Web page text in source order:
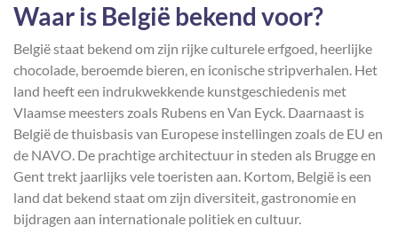
Waar is België bekend voor?
België staat bekend om zijn rijke culturele erfgoed, heerlijke
chocolade, beroemde bieren, en iconische stripverhalen. Het
land heeft een indrukwekkende kunstgeschiedenis met
Vlaamse meesters zoals Rubens en Van Eyck. Daarnaast is
België de thuisbasis van Europese instellingen zoals de EU en
de NAVO. De prachtige architectuur in steden als Brugge en
Gent trekt jaarlijks vele toeristen aan. Kortom, België is een
land dat bekend staat om zijn diversiteit, gastronomie en
bijdragen aan internationale politiek en cultuur.